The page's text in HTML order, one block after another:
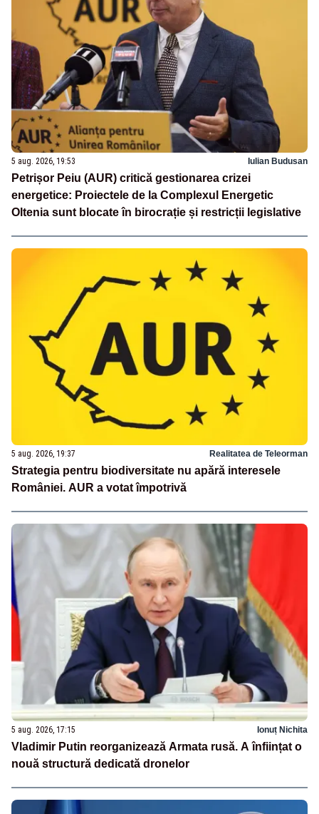
5 aug. 2026, 19:53 Iulian Budusan
Petrișor Peiu (AUR) critică gestionarea crizei
energetice: Proiectele de la Complexul Energetic
Oltenia sunt blocate în birocrație și restricții legislative
5 aug. 2026, 19:37 Realitatea de Teleorman
Strategia pentru biodiversitate nu apără interesele
României. AUR a votat împotrivă
5 aug. 2026, 17:15 Ionuț Nichita
Vladimir Putin reorganizează Armata rusă. A înființat o
nouă structură dedicată dronelor